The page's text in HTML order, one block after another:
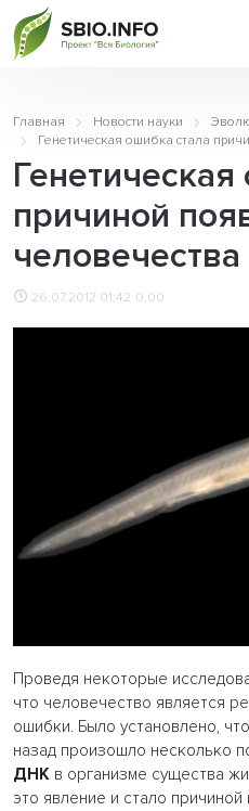
Главная Новости науки
Генетическая ошибка стала
причиной
человечества
26.07.2012 01:42 0.00
Проведя некоторые
что человечество является
ошибки. Было установлено,
назад произошло несколько
ДНК в организме существа
это явление и стало причиной